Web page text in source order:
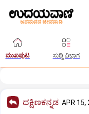
ಮುಖಪುಟ ಸುದ್ದಿ ವಿಭಾಗ
ದಕ್ಷಿಣಕನ್ನಡ APR 15,